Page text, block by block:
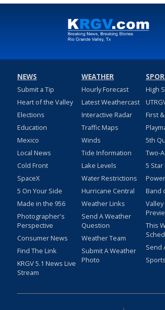
NEWS
Submit a Tip
Heart of the Valley
Elections
Education
Mexico
Local News
Cold Front
SpaceX
5 On Your Side
Made in the 956
Photographer's
Perspective
Consumer News
Find The Link
KRGV 5.1 News Live
Stream
WEATHER
Hourly Forecast
Latest Weathercast
Interactive Radar
Traffic Maps
Winds
Tide Information
Lake Levels
Water Restrictions
Hurricane Central
Weather Links
Send A Weather
Question
Weather Team
Submit A Weather
Photo
High
First
5th
Two-
5 Star
Band
Valley
This
Send